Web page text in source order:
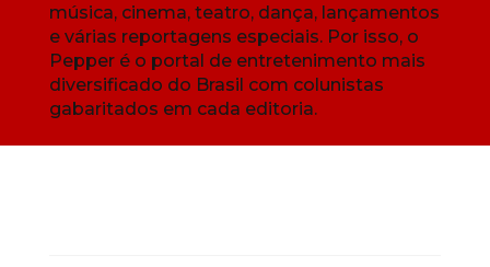
música, cinema, teatro, dança, lançamentos
e várias reportagens especiais. Por isso, o
Pepper é o portal de entretenimento mais
diversificado do Brasil com colunistas
gabaritados em cada editoria.